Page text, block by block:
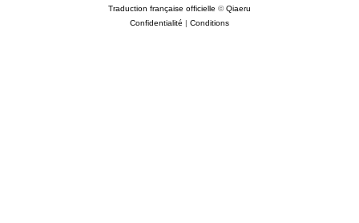
Traduction française officielle ©Qiaeru
Confidentialité | Conditions